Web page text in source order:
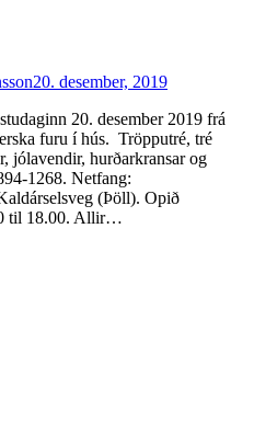
20. desember, 2019
20. desember 2019 frá
furu í hús. Tröpputré, tré
jólavendir, hurðarkransar og
1268. Netfang:
(Þöll). Opið
til 18.00. Allir…